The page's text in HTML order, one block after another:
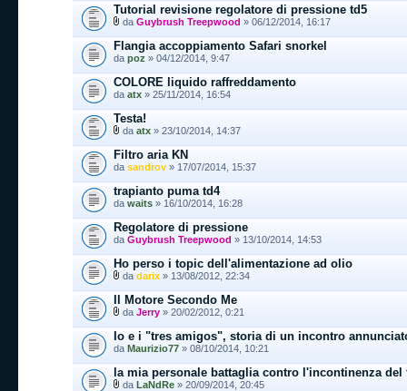
Tutorial revisione regolatore di pressione td5
da Guybrush Treepwood » 06/12/2014, 16:17
Flangia accoppiamento Safari snorkel
da poz » 04/12/2014, 9:47
COLORE liquido raffreddamento
da atx » 25/11/2014, 16:54
Testa!
da atx » 23/10/2014, 14:37
Filtro aria KN
da sandrov » 17/07/2014, 15:37
trapianto puma td4
da waits » 16/10/2014, 16:28
Regolatore di pressione
da Guybrush Treepwood » 13/10/2014, 14:53
Ho perso i topic dell'alimentazione ad olio
da darix » 13/08/2012, 22:34
Il Motore Secondo Me
da Jerry » 20/02/2012, 0:21
Io e i "tres amigos", storia di un incontro
da Maurizio77 » 08/10/2014, 10:21
la mia personale battaglia contro l'incontinenza del
da LaNdRe » 20/09/2014, 20:45